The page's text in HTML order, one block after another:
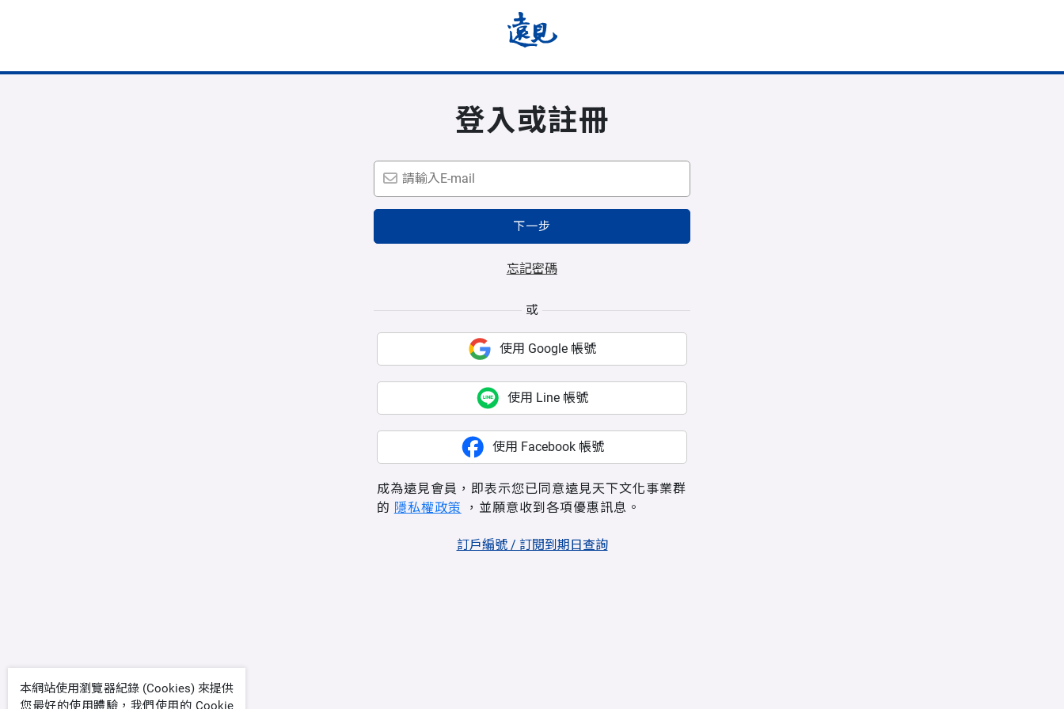
登入或註冊
下一步
忘記密碼
或
使用 Google 帳號
使用 Line 帳號
使用 Facebook 帳號
成為遠見會員，即表示您已同意遠見天下文化事業群
的 隱私權政策 ，並願意收到各項優惠訊息。
訂戶編號 / 訂閱到期日查詢
本網站使用瀏覽器紀錄 (Cookies) 來提供
您最好的使用體驗，我們使用的 Cookie